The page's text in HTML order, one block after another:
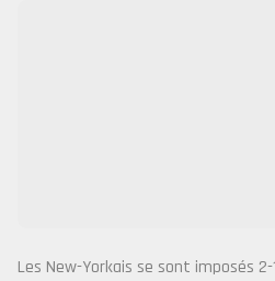
Les New-Yorkais se sont imposés